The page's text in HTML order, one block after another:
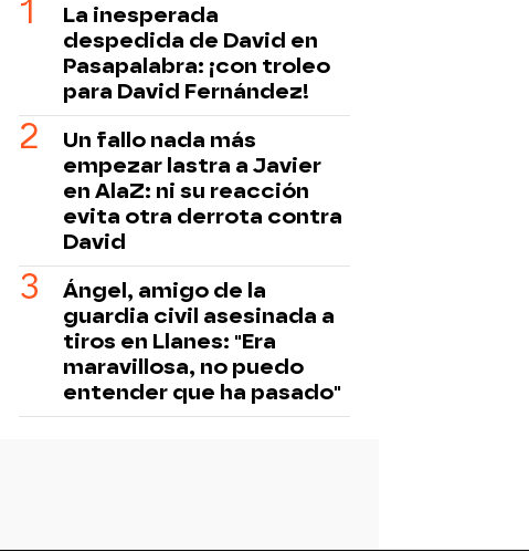
La inesperada
despedida de David en
Pasapalabra: ¡con troleo
para David Fernández!
Un fallo nada más
empezar lastra a Javier
en AlaZ: ni su reacción
evita otra derrota contra
David
Ángel, amigo de la
guardia civil asesinada a
tiros en Llanes: "Era
maravillosa, no puedo
entender que ha pasado"